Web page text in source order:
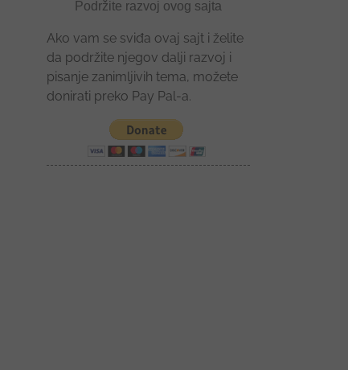
Podržite razvoj ovog sajta
Ako vam se sviđa ovaj sajt i želite
da podržite njegov dalji razvoj i
pisanje zanimljivih tema, možete
donirati preko Pay Pal-a.